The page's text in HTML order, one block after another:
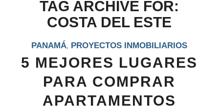
TAG ARCHIVE FOR:
COSTA DEL ESTE
PANAMÁ, PROYECTOS INMOBILIARIOS
5 MEJORES LUGARES
PARA COMPRAR
APARTAMENTOS